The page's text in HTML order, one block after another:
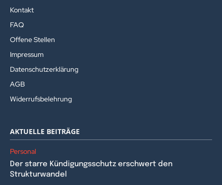
Kontakt
FAQ
Offene Stellen
Impressum
Datenschutzerklärung
AGB
Widerrufsbelehrung
AKTUELLE BEITRÄGE
Personal
Der starre Kündigungsschutz erschwert den
Strukturwandel